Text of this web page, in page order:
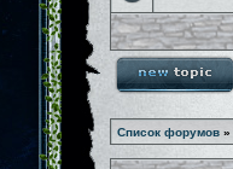
Список форумов »